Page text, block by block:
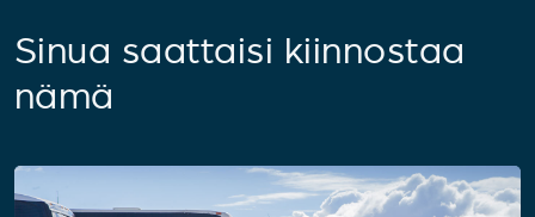
Sinua saattaisi kiinnostaa
nämä